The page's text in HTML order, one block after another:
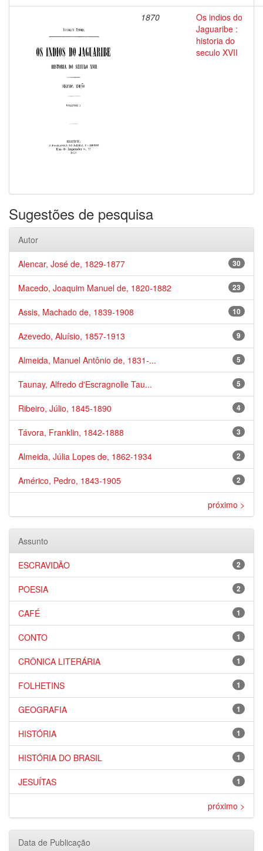
1870
Os indios do
Jaguaribe :
historia do
seculo XVII
Sugestões de pesquisa
Autor
30
Alencar, José de, 1829-1877
23
Macedo, Joaquim Manuel de, 1820-1882
10
Assis, Machado de, 1839-1908
9
Azevedo, Aluísio, 1857-1913
5
Almeida, Manuel Antônio de, 1831-...
5
Taunay, Alfredo d'Escragnolle Tau...
4
Ribeiro, Júlio, 1845-1890
3
Távora, Franklin, 1842-1888
2
Almeida, Júlia Lopes de, 1862-1934
2
Américo, Pedro, 1843-1905
próximo >
Assunto
2
ESCRAVIDÃO
2
POESIA
1
CAFÉ
1
CONTO
1
CRÔNICA LITERÁRIA
1
FOLHETINS
1
GEOGRAFIA
1
HISTÓRIA
1
HISTÓRIA DO BRASIL
1
JESUÍTAS
próximo >
Data de Publicação